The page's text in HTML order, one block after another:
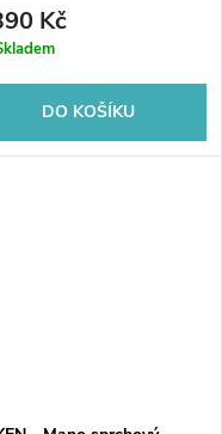
Kč
DO KOŠÍKU